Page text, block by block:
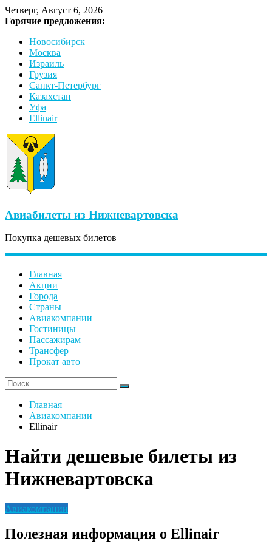
Четверг, Август 6, 2026
Горячие предложения:
Новосибирск
Москва
Израиль
Грузия
Санкт-Петербург
Казахстан
Уфа
Ellinair
Авиабилеты из Нижневартовска
Покупка дешевых билетов
Главная
Акции
Города
Страны
Авиакомпании
Гостиницы
Пассажирам
Трансфер
Прокат авто
Главная
Авиакомпании
Ellinair
Найти дешевые билеты из
Нижневартовска
Авиакомпании
Полезная информация о Ellinair